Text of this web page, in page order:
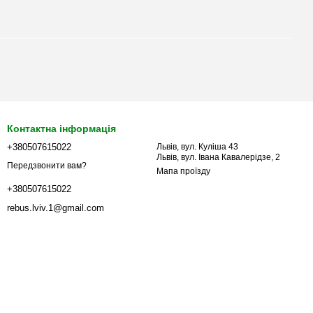
Контактна інформація
+380507615022
Передзвонити вам?
+380507615022
rebus.lviv.1@gmail.com
Львів, вул. Куліша 43
Львів, вул. Івана Кавалерідзе, 2
Мапа проїзду